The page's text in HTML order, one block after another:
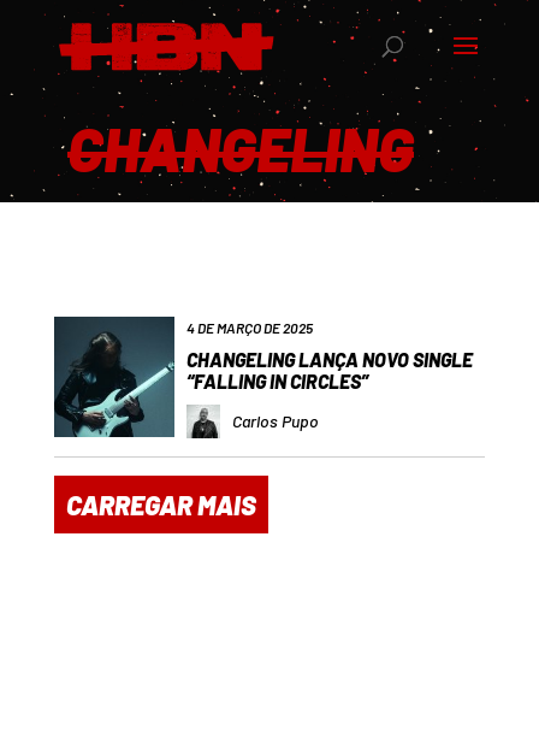
CHANGELING
4 DE MARÇO DE 2025
CHANGELING LANÇA NOVO SINGLE
“FALLING IN CIRCLES”
Carlos Pupo
CARREGAR MAIS